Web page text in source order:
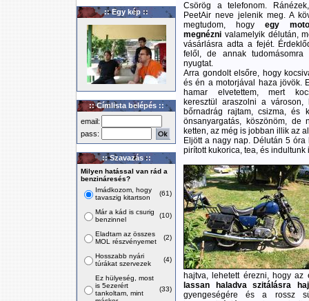
:: Egy kép ::
:: Címlista belépés ::
email:
pass:
:: Szavazás ::
Milyen hatással van rád a
benzináresés?
Imádkozom, hogy
tavaszig kitartson
(61)
Már a kád is csurig
benzinnel
(10)
Eladtam az összes
MOL részvényemet
(2)
Hosszabb nyári
túrákat szervezek
(4)
Ez hülyeség, most
is 5ezerért
tankoltam, mint
(33)
Csörög a telefonom.
PeetAir neve jelenik meg. A
megtudom, hogy egy
megnézni valamelyik délután,
vásárlásra adta a fejét.
felől, de annak tudomásomra
nyugtat.
Arra gondolt elsőre, hogy
és én a motorjával haza jövök.
hamar elvetettem, mert
keresztül araszolni a városon,
bőrnadrág rajtam, csizma,
önsanyargatás, köszönöm, de
ketten, az még is jobban illik az
Eljött a nagy nap. Délután 5
pirított kukorica, tea, és
hajtva, lehetett érezni, hogy
lassan haladva szitálásra
gyengeségére és a rossz